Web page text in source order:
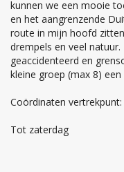
kunnen we een mooie
en het aangrenzende
route in mijn hoofd
drempels en veel
geaccidenteerd en
kleine groep (max 8)
Coördinaten
Tot zaterdag